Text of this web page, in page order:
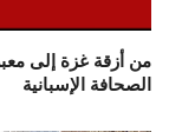
من أزقة غزة إلى
الصحافة الإسبانية